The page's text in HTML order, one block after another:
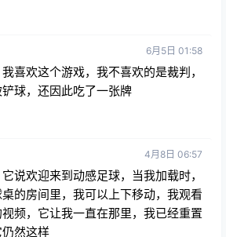
6月5日 01:58
喜欢这个游戏，我不喜欢的是裁判，
球，还因此吃了一张牌
4月8日 06:57
说欢迎来到动感足球，当我加载时，
的房间里，我可以上下移动，我观看
频，它让我一直在那里，我已经重置
然这样